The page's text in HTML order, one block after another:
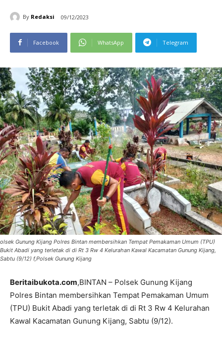
By Redaksi 09/12/2023
Facebook WhatsApp Telegram
olsek Gunung Kijang Polres Bintan membersihkan Tempat Pemakaman Umum (TPU)
Bukit Abadi yang terletak di di Rt 3 Rw 4 Kelurahan Kawal Kacamatan Gunung Kijang,
Sabtu (9/12) f,Polsek Gunung Kijang
Beritaibukota.com,BINTAN – Polsek Gunung Kijang
Polres Bintan membersihkan Tempat Pemakaman Umum
(TPU) Bukit Abadi yang terletak di di Rt 3 Rw 4 Kelurahan
Kawal Kacamatan Gunung Kijang, Sabtu (9/12).